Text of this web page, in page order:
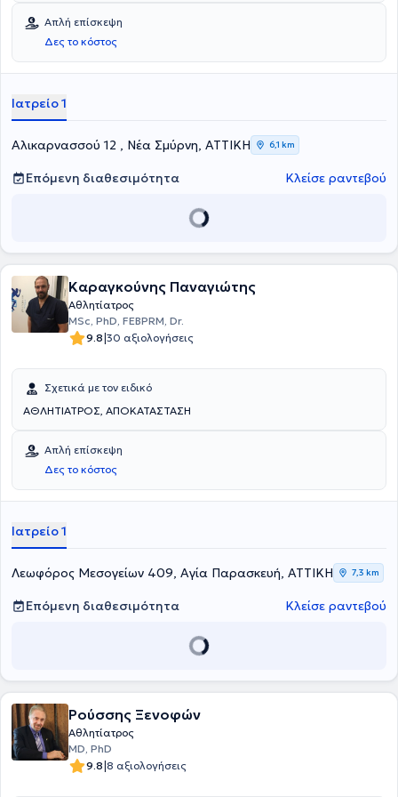
Απλή επίσκεψη
Δες το κόστος
Ιατρείο 1
Αλικαρνασσού 12 , Νέα Σμύρνη, ΑΤΤΙΚΗ 6,1 km
Επόμενη διαθεσιμότητα Κλείσε ραντεβού
Καραγκούνης Παναγιώτης
Αθλητίατρος
MSc, PhD, FEBPRM, Dr.
9.8|30 αξιολογήσεις
Σχετικά με τον ειδικό
ΑΘΛΗΤΙΑΤΡΟΣ, ΑΠΟΚΑΤΑΣΤΑΣΗ
Απλή επίσκεψη
Δες το κόστος
Ιατρείο 1
Λεωφόρος Μεσογείων 409, Αγία Παρασκευή, ΑΤΤΙΚΗ 7,3 km
Επόμενη διαθεσιμότητα Κλείσε ραντεβού
Ρούσσης Ξενοφών
Αθλητίατρος
MD, PhD
9.8|8 αξιολογήσεις